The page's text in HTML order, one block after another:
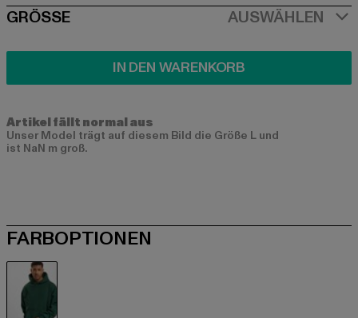
SIZE
GRÖSSE AUSWÄHLEN
IN DEN WARENKORB
Artikel fällt normal aus
Unser Model trägt auf diesem Bild die Größe L und
ist NaN m groß.
FARBOPTIONEN